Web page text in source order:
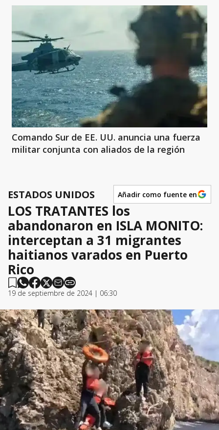
Comando Sur de EE. UU. anuncia una fuerza
militar conjunta con aliados de la región
ESTADOS UNIDOS Añadir como fuente en
LOS TRATANTES los
abandonaron en ISLA MONITO:
interceptan a 31 migrantes
haitianos varados en Puerto
Rico
19 de septiembre de 2024 | 06:30